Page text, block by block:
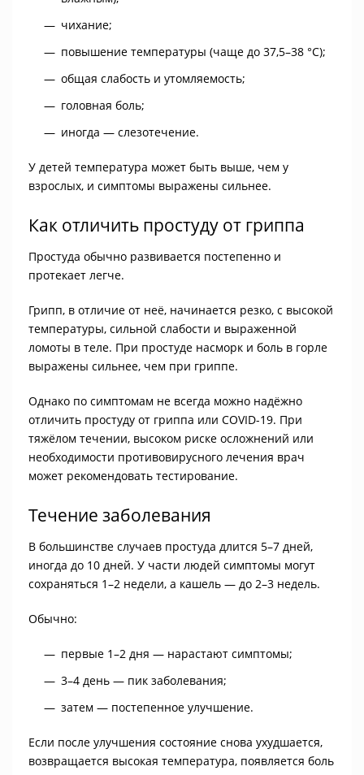
чихание;
повышение температуры (чаще до 37,5–38 °C);
общая слабость и утомляемость;
головная боль;
иногда — слезотечение.
У детей температура может быть выше, чем у
взрослых, и симптомы выражены сильнее.
Как отличить простуду от гриппа
Простуда обычно развивается постепенно и
протекает легче.
Грипп, в отличие от неё, начинается резко, с высокой
температуры, сильной слабости и выраженной
ломоты в теле. При простуде насморк и боль в горле
выражены сильнее, чем при гриппе.
Однако по симптомам не всегда можно надёжно
отличить простуду от гриппа или COVID-19. При
тяжёлом течении, высоком риске осложнений или
необходимости противовирусного лечения врач
может рекомендовать тестирование.
Течение заболевания
В большинстве случаев простуда длится 5–7 дней,
иногда до 10 дней. У части людей симптомы могут
сохраняться 1–2 недели, а кашель — до 2–3 недель.
Обычно:
первые 1–2 дня — нарастают симптомы;
3–4 день — пик заболевания;
затем — постепенное улучшение.
Если после улучшения состояние снова ухудшается,
возвращается высокая температура, появляется боль